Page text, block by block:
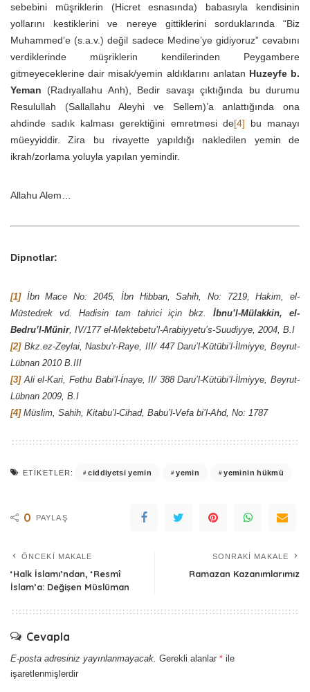
sebebini müşriklerin (Hicret esnasında) babasıyla kendisinin
yollarını kestiklerini ve nereye gittiklerini sorduklarında “Biz
Muhammed’e (s.a.v.) değil sadece Medine’ye gidiyoruz” cevabını
verdiklerinde müşriklerin kendilerinden Peygambere
gitmeyeceklerine dair misak/yemin aldıklarını anlatan Huzeyfe b.
Yeman (Radıyallahu Anh), Bedir savaşı çıktığında bu durumu
Resulullah (Sallallahu Aleyhi ve Sellem)’a anlattığında ona
ahdinde sadık kalması gerektiğini emretmesi de[4] bu manayı
müeyyiddir. Zira bu rivayette yapıldığı nakledilen yemin de
ikrah/zorlama yoluyla yapılan yemindir.
Allahu Alem…
Dipnotlar:
[1]İbn Mace No: 2045, İbn Hibban, Sahih, No: 7219, Hakim, el-
Müstedrek vd. Hadisin tam tahrici için bkz.İbnu’l-Mülakkin, el-
Bedru’l-Münir, IV/177 el-Mektebetu’l-Arabiyyetu’s-Suudiyye, 2004, B.I
[2]Bkz.ez-Zeylai, Nasbu’r-Raye, III/ 447 Daru’l-Kütübi’l-İlmiyye, Beyrut-
Lübnan 2010 B.III
[3]Ali el-Kari, Fethu Babi’l-İnaye, II/ 388 Daru’l-Kütübi’l-İlmiyye, Beyrut-
Lübnan 2009, B.I
[4]Müslim, Sahih, Kitabu’l-Cihad, Babu’l-Vefa bi’l-Ahd, No: 1787
ETIKETLER: ciddiyetsi yemin yemin yeminin hükmü
0 PAYLAŞ
ÖNCEKI MAKALE
‘Halk İslamı’ndan, ‘Resmî
İslam’a: Değişen Müslüman
SONRAKI MAKALE
Ramazan Kazanımlarımız
Cevapla
E-posta adresiniz yayınlanmayacak. Gerekli alanlar * ile
işaretlenmişlerdir